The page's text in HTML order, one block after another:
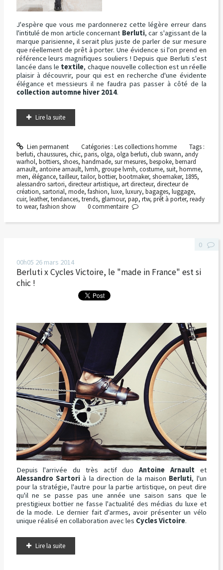
J'espère que vous me pardonnerez cette légère erreur dans
l'intitulé de mon article concernant Berluti, car s'agissant de la
marque parisienne, il serait plus juste de parler de sur mesure
que réellement de prêt à porter. Une évidence si l'on prend en
référence leurs magnifiques souliers ! Depuis que Berluti s'est
lancée dans le textile, chaque nouvelle collection est un réelle
plaisir à découvrir, pour qui est en recherche d'une évidente
élégance et messieurs il ne faudra pas passer à côté de la
collection automne hiver 2014.
Lire la suite
Lien permanent Catégories : Les collections homme
Tags :
berluti, chaussures, chic, paris, olga, olga berluti, club swann, andy
warhol, bottiers, shoes, handmade, sur mesures, bespoke, bernard
arnault, antoine arnault, lvmh, groupe lvmh, costume, suit, homme,
men, élégance, tailleur, tailor, bottier, bootmaker, shoemaker, 1895,
alessandro sartori, directeur artistique, art directeur, directeur de
création, sartorial, mode, fashion, luxe, luxury, bagages, luggage,
cuir, leather, tendances, trends, glamour, pap, rtw, prêt à porter, ready
to wear, fashion show 0commentaire
00h05 26 mars 2014
Berluti x Cycles Victoire, le "made in France" est si
chic !
Depuis l'arrivée du très actif duoAntoine Arnaultet
Alessandro Sartorià la direction de la maison Berluti, l'un
pour la stratégie, l'autre pour la partie artistique, on peut dire
qu'il ne se passe pas une année une saison sans que le
prestigieux bottier ne fasse l'actualité des médias du luxe et
de la mode. Le dernier fait d'armes, avoir présenter un vélo
unique réalisé en collaboration avec les Cycles Victoire.
Lire la suite
0